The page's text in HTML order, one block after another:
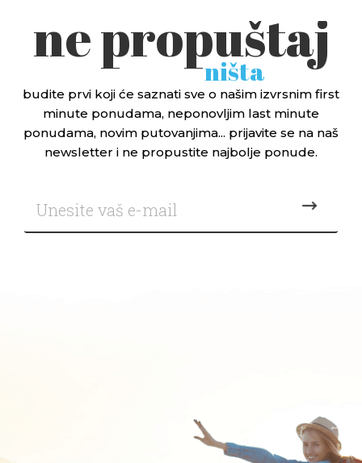
ne propuštaj
ništa
budite prvi koji će saznati sve o našim izvrsnim first
minute ponudama, neponovljim last minute
ponudama, novim putovanjima... prijavite se na naš
newsletter i ne propustite najbolje ponude.